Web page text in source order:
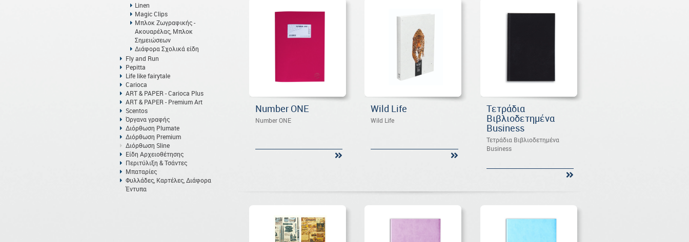
Linen
Magic Clips
Μπλοκ Ζωγραφικής -
Ακουαρέλας, Μπλοκ
Σημειώσεων
Διάφορα Σχολικά είδη
Fly and Run
Pepitta
Life like fairytale
Carioca
ART & PAPER - Carioca Plus
ART & PAPER - Premium Art
Scentos
Όργανα γραφής
Διόρθωση Plumate
Διόρθωση Premium
Διόρθωση Sline
Είδη Αρχειοθέτησης
Περιτύλιξη & Τσάντες
Μπαταρίες
Φυλλάδες, Καρτέλες, Διάφορα
Έντυπα
Number ONE
Number ONE
Wild Life
Wild Life
Τετράδια
Βιβλιοδετημένα
Business
Τετράδια Βιβλιοδετημένα
Business